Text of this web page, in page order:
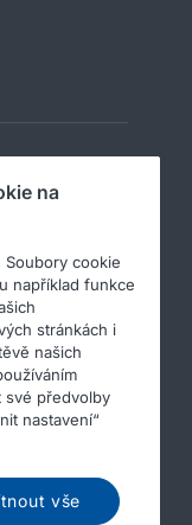
údajů
na
Soubory cookie
například funkce
stránkách i
našich
své předvolby
nastavení“
vše